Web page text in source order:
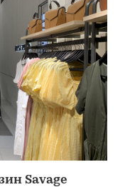
Savage